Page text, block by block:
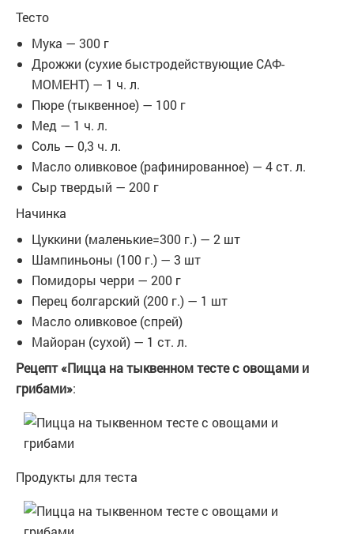
Тесто
Мука — 300 г
Дрожжи (сухие быстродействующие САФ-
МОМЕНТ) — 1 ч. л.
Пюре (тыквенное) — 100 г
Мед — 1 ч. л.
Соль — 0,3 ч. л.
Масло оливковое (рафинированное) — 4 ст. л.
Сыр твердый — 200 г
Начинка
Цуккини (маленькие=300 г.) — 2 шт
Шампиньоны (100 г.) — 3 шт
Помидоры черри — 200 г
Перец болгарский (200 г.) — 1 шт
Масло оливковое (спрей)
Майоран (сухой) — 1 ст. л.
Рецепт «Пицца на тыквенном тесте с овощами и
грибами»:
Продукты для теста